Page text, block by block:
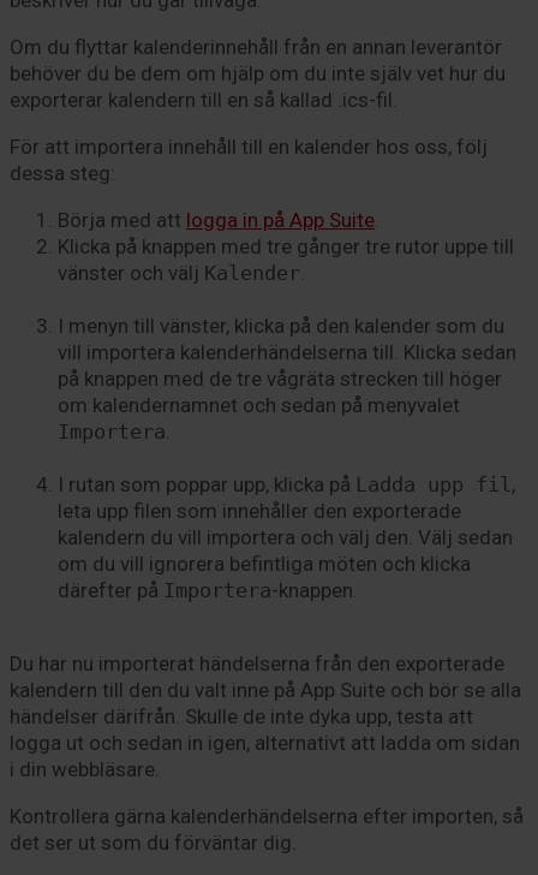
Om du flyttar kalenderinnehåll från en annan leverantör
behöver du be dem om hjälp om du inte själv vet hur du
exporterar kalendern till en så kallad .ics-fil.
För att importera innehåll till en kalender hos oss, följ
dessa steg:
Börja med att logga in på App Suite
Klicka på knappen med tre gånger tre rutor uppe till
vänster och välj Kalender
I menyn till vänster, klicka på den kalender som du
vill importera kalenderhändelserna till. Klicka sedan
på knappen med de tre vågräta strecken till höger
om kalendernamnet och sedan på menyvalet
Importera
I rutan som poppar upp, klicka på Ladda upp fil ,
leta upp filen som innehåller den exporterade
kalendern du vill importera och välj den. Välj sedan
om du vill ignorera befintliga möten och klicka
därefter på Importera-knappen.
Du har nu importerat händelserna från den exporterade
kalendern till den du valt inne på App Suite och bör se alla
händelser därifrån. Skulle de inte dyka upp, testa att
logga ut och sedan in igen, alternativt att ladda om sidan
i din webbläsare.
Kontrollera gärna kalenderhändelserna efter importen, så
det ser ut som du förväntar dig.